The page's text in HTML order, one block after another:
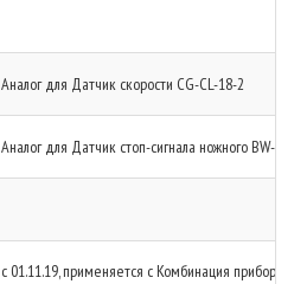
Аналог для Датчик скорости CG-CL-18-2
Аналог для Датчик стоп-сигнала ножного BW-
с 01.11.19, применяется с Комбинация